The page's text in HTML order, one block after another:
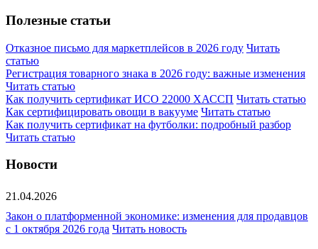
Полезные статьи
Отказное письмо для маркетплейсов в 2026 году Читать
статью
Регистрация товарного знака в 2026 году: важные изменения
Читать статью
Как получить сертификат ИСО 22000 ХАССП Читать статью
Как сертифицировать овощи в вакууме Читать статью
Как получить сертификат на футболки: подробный разбор
Читать статью
Новости
21.04.2026
Закон о платформенной экономике: изменения для продавцов
с 1 октября 2026 года Читать новость